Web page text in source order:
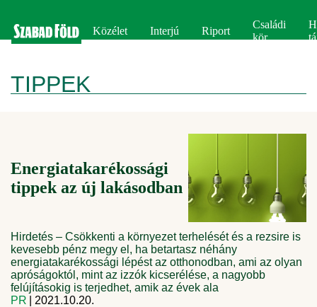
Közélet Interjú Riport
Családi
kör
TIPPEK
Energiatakarékossági
tippek az új lakásodban
Hirdetés – Csökkenti a környezet terhelését és a rezsire is
kevesebb pénz megy el, ha betartasz néhány
energiatakarékossági lépést az otthonodban, ami az olyan
apróságoktól, mint az izzók kicserélése, a nagyobb
felújításokig is terjedhet, amik az évek ala
PR
| 2021.10.20.